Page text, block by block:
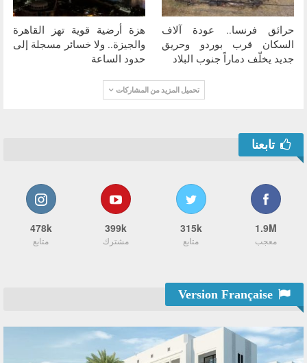
حرائق فرنسا.. عودة آلاف
السكان قرب بوردو وحريق
جديد يخلّف دماراً جنوب البلاد
هزة أرضية قوية تهز القاهرة
والجيزة.. ولا خسائر مسجلة إلى
حدود الساعة
تحميل المزيد من المشاركات
تابعنا
1.9M
معجب
315k
متابع
399k
مشترك
478k
متابع